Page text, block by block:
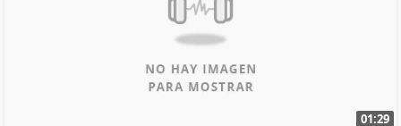
01:29